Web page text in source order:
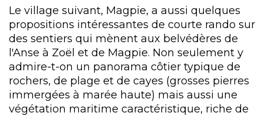
Le village suivant, Magpie, a aussi quelques
propositions intéressantes de courte rando sur
des sentiers qui mènent aux belvédères de
l'Anse à Zoël et de Magpie. Non seulement y
admire-t-on un panorama côtier typique de
rochers, de plage et de cayes (grosses pierres
immergées à marée haute) mais aussi une
végétation maritime caractéristique, riche de